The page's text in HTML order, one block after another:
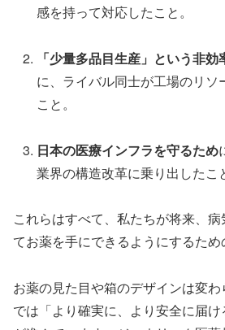
感を持って対応したこと。
「少量多品目生産」という非効
に、ライバル同士が工場のリソ
こと。
日本の医療インフラを守るため
業界の構造改革に乗り出したこ
これらはすべて、私たちが将来、
てお薬を手にできるようにするため
お薬の見た目や箱のデザインは変
では「より確実に、より安全に届